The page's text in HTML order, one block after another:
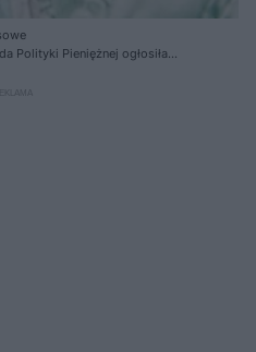
Polityki Pieniężnej ogłosiła